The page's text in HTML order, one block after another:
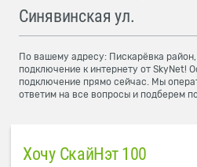
Синявинская ул.
По вашему адресу: Пискарёвка
подключение к интернету от SkyNet!
подключение прямо сейчас. Мы
ответим на все вопросы и подберем
Хочу СкайНэт 100